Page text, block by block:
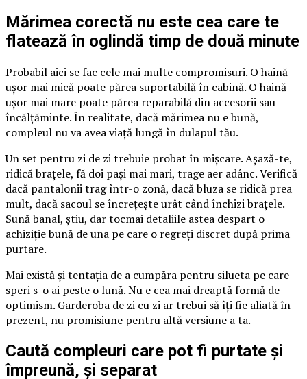
Mărimea corectă nu este cea care te
flatează în oglindă timp de două minute
Probabil aici se fac cele mai multe compromisuri. O haină
ușor mai mică poate părea suportabilă în cabină. O haină
ușor mai mare poate părea reparabilă din accesorii sau
încălțăminte. În realitate, dacă mărimea nu e bună,
compleul nu va avea viață lungă în dulapul tău.
Un set pentru zi de zi trebuie probat în mișcare. Așază-te,
ridică brațele, fă doi pași mai mari, trage aer adânc. Verifică
dacă pantalonii trag într-o zonă, dacă bluza se ridică prea
mult, dacă sacoul se încrețește urât când închizi brațele.
Sună banal, știu, dar tocmai detaliile astea despart o
achiziție bună de una pe care o regreți discret după prima
purtare.
Mai există și tentația de a cumpăra pentru silueta pe care
speri s-o ai peste o lună. Nu e cea mai dreaptă formă de
optimism. Garderoba de zi cu zi ar trebui să îți fie aliată în
prezent, nu promisiune pentru altă versiune a ta.
Caută compleuri care pot fi purtate și
împreună, și separat